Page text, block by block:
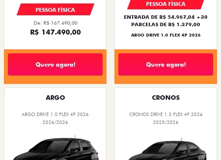
PESSOA FÍSICA
De: R$ 167.490,00
R$ 147.490,00
Quero agora!
PESSOA FÍSICA
ENTRADA DE R$ 54.967,04 +30
PARCELAS DE R$ 1.379,00
ARGO DRIVE 1.0 FLEX 4P 2026
Quero agora!
ARGO
ARGO DRIVE 1.0 FLEX 4P 2026
2026/2026
CRONOS
CRONOS DRIVE 1.3 FLEX 4P 2026
2025/2026